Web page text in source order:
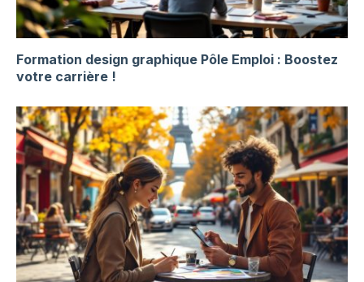
Formation design graphique Pôle Emploi : Boostez
votre carrière !